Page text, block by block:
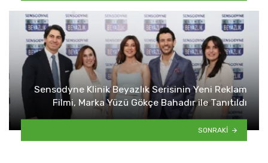
Sensodyne Klinik Beyazlık Serisinin Yeni Reklam
Filmi, Marka Yüzü Gökçe Bahadır ile Tanıtıldı
SONRAKI